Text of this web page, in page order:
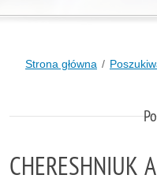
Strona główna
CHERESHNIUK